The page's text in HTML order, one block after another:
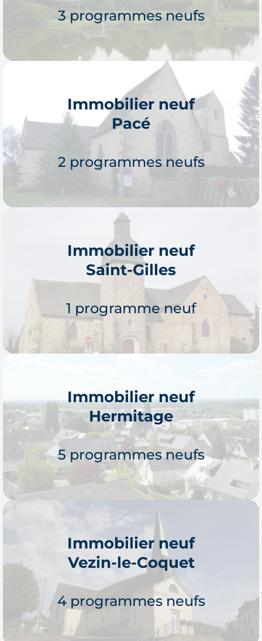
3 programmes neufs
Je découvre
Immobilier neuf
Pacé
2 programmes neufs
Immobilier neuf
Saint-Gilles
1 programme neuf
Je découvre
Immobilier neuf
Hermitage
5 programmes neufs
Je découvre
Immobilier neuf
Vezin-le-Coquet
4 programmes neufs